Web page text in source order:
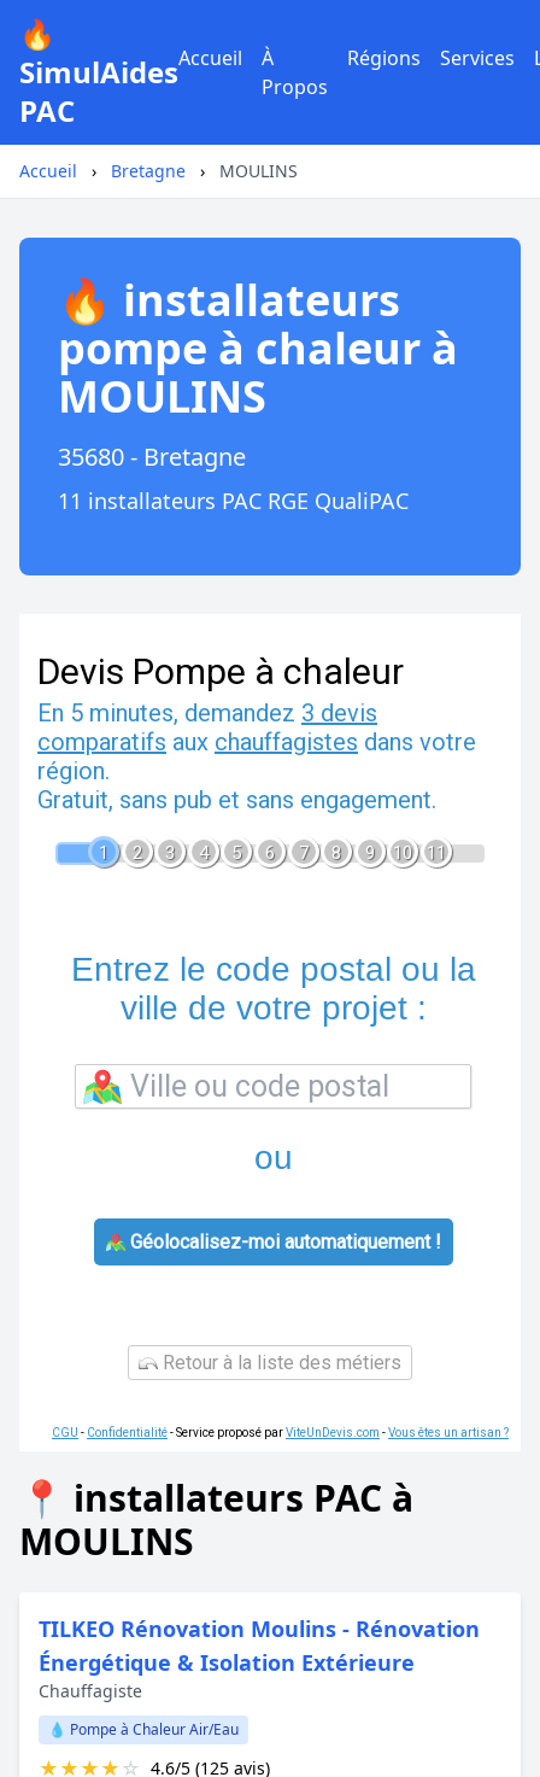
🔥
SimulAides
PAC
Accueil
À
Propos
Régions Services
Accueil › Bretagne › MOULINS
🔥 installateurs
pompe à chaleur à
MOULINS
35680 - Bretagne
11 installateurs PAC RGE QualiPAC
Devis Pompe à chaleur
En 5 minutes, demandez 3 devis
comparatifs aux chauffagistes dans votre
région.
Gratuit, sans pub et sans engagement.
1 2 3 4 5 6 7 8 9 10 11
Entrez le code postal ou la
ville de votre projet :
ou
Géolocalisez-moi automatiquement !
Retour à la liste des métiers
CGU - Confidentialité- Service proposé parViteUnDevis.com -Vous êtes un artisan ?
📍 installateurs PAC à
MOULINS
TILKEO Rénovation Moulins - Rénovation
Énergétique & Isolation Extérieure
Chauffagiste
💧 Pompe à Chaleur Air/Eau
★★★★☆ 4.6/5 (125 avis)